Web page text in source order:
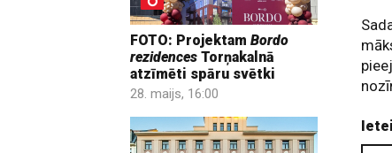
FOTO: Projektam Bordo
rezidences Torņakalnā
atzīmēti spāru svētki
28. maijs, 16:00